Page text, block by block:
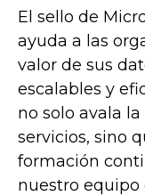
El sello de
ayuda a las
valor de sus
escalables y
no solo avala
servicios, sino
formación
nuestro equipo